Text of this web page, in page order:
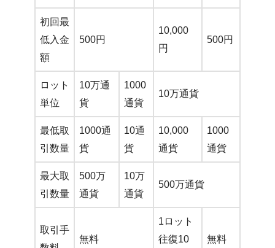
初回最
低入金
額
500円
10,000
円
500円
ロット
単位
10万通
貨
1000
通貨
10万通貨
最低取
引数量
1000通
貨
10通
貨
10,000
通貨
1000
通貨
最大取
引数量
500万
通貨
10万
通貨
500万通貨
取引手
無料
1ロット
往復10
無料